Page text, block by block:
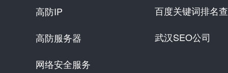
高防IP
高防服务器
网络安全服务
百度关键词排名
武汉SEO公司